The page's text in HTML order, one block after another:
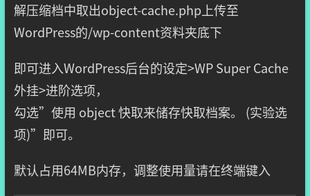
解压缩档中取出object-cache.php上传至
WordPress的/wp-content资料夹底下
即可进入WordPress后台的设定>WP Super Cache
外挂>进阶选项，
勾选”使用 object 快取来储存快取档案。 (实验选
项)”即可。
默认占用64MB内存，调整使用量请在终端键入